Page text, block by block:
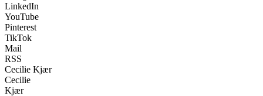
LinkedIn
YouTube
Pinterest
TikTok
Mail
RSS
Cecilie Kjær
Cecilie
Kjær